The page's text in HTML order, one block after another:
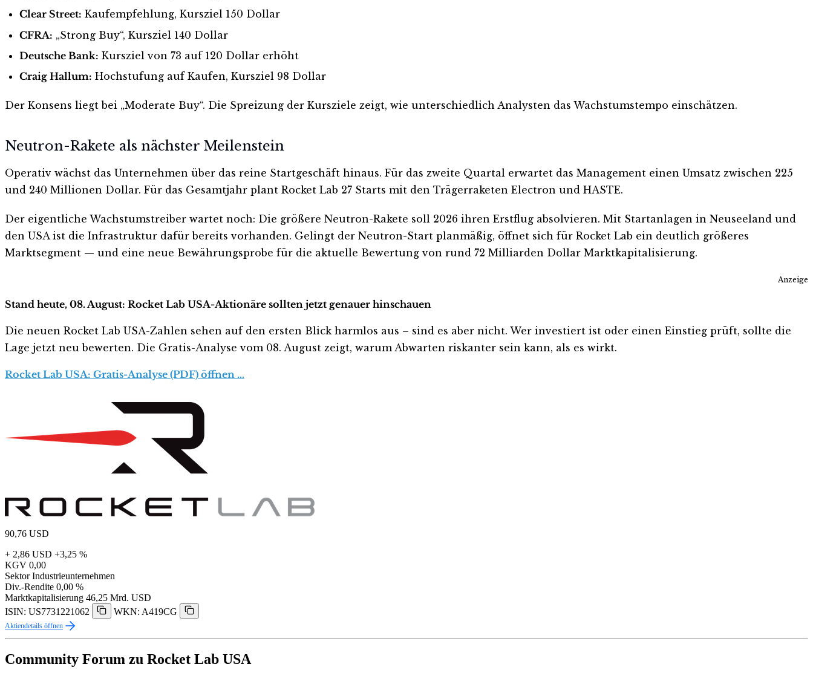
Clear Street: Kaufempfehlung, Kursziel 150 Dollar
CFRA: „Strong Buy“, Kursziel 140 Dollar
Deutsche Bank: Kursziel von 73 auf 120 Dollar erhöht
Craig Hallum: Hochstufung auf Kaufen, Kursziel 98 Dollar
Der Konsens liegt bei „Moderate Buy“. Die Spreizung der Kursziele zeigt, wie unterschiedlich Analysten das Wachstumstempo einschätzen.
Neutron-Rakete als nächster Meilenstein
Operativ wächst das Unternehmen über das reine Startgeschäft hinaus. Für das zweite Quartal erwartet das Management einen Umsatz zwischen 225
und 240 Millionen Dollar. Für das Gesamtjahr plant Rocket Lab 27 Starts mit den Trägerraketen Electron und HASTE.
Der eigentliche Wachstumstreiber wartet noch: Die größere Neutron-Rakete soll 2026 ihren Erstflug absolvieren. Mit Startanlagen in Neuseeland und
den USA ist die Infrastruktur dafür bereits vorhanden. Gelingt der Neutron-Start planmäßig, öffnet sich für Rocket Lab ein deutlich größeres
Marktsegment — und eine neue Bewährungsprobe für die aktuelle Bewertung von rund 72 Milliarden Dollar Marktkapitalisierung.
Anzeige
Stand heute, 08. August: Rocket Lab USA-Aktionäre sollten jetzt genauer hinschauen
Die neuen Rocket Lab USA-Zahlen sehen auf den ersten Blick harmlos aus – sind es aber nicht. Wer investiert ist oder einen Einstieg prüft, sollte die
Lage jetzt neu bewerten. Die Gratis-Analyse vom 08. August zeigt, warum Abwarten riskanter sein kann, als es wirkt.
Rocket Lab USA: Gratis-Analyse (PDF) öffnen …
90,76 USD
+ 2,86 USD +3,25 %
KGV 0,00
Sektor Industrieunternehmen
Div.-Rendite 0,00 %
Marktkapitalisierung 46,25 Mrd. USD
ISIN: US7731221062
WKN: A419CG
Aktiendetails öffnen
Community Forum zu Rocket Lab USA